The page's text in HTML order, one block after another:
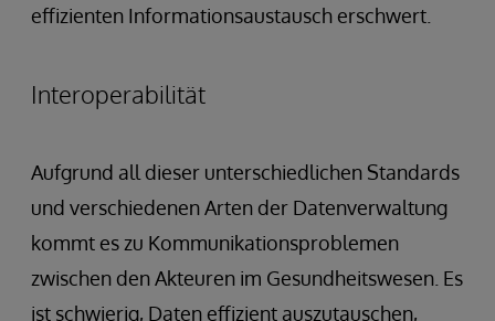
effizienten Informationsaustausch erschwert.
Interoperabilität
Aufgrund all dieser unterschiedlichen Standards
und verschiedenen Arten der Datenverwaltung
kommt es zu Kommunikationsproblemen
zwischen den Akteuren im Gesundheitswesen. Es
ist schwierig, Daten effizient auszutauschen,